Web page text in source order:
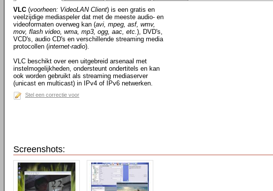
VLC (voorheen: VideoLAN Client) is een gratis en
veelzijdige mediaspeler dat met de meeste audio- en
videoformaten overweg kan (avi, mpeg, asf, wmv,
mov, flash video, wma, mp3, ogg, aac, etc.), DVD's,
VCD's, audio CD's en verschillende streaming media
protocollen (internet-radio).
VLC beschikt over een uitgebreid arsenaal met
instelmogelijkheden, ondersteunt ondertitels en kan
ook worden gebruikt als streaming mediaserver
(unicast en multicast) in IPv4 of IPv6 netwerken.
Stel een correctie voor
Screenshots: